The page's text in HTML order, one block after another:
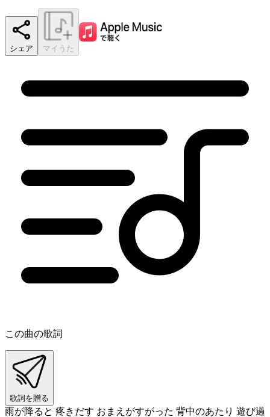
シェア マイうた
この曲の歌詞
歌詞を贈る
雨が降ると 疼きだす おまえがすがった 背中のあたり 遊び過